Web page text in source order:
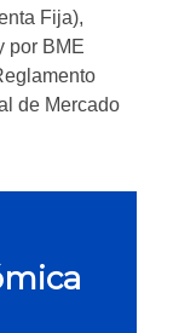
Fija),
por BME
de Mercado